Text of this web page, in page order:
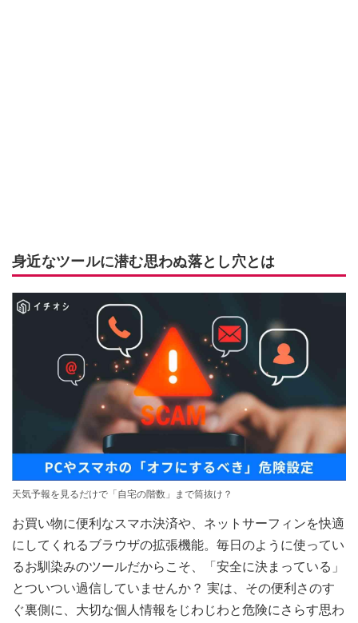
身近なツールに潜む思わぬ落とし穴とは
天気予報を見るだけで「自宅の階数」まで筒抜け？
お買い物に便利なスマホ決済や、ネットサーフィンを快適
にしてくれるブラウザの拡張機能。毎日のように使ってい
るお馴染みのツールだからこそ、「安全に決まっている」
とついつい過信していませんか？ 実は、その便利さのす
ぐ裏側に、大切な個人情報をじわじわと危険にさらす思わ